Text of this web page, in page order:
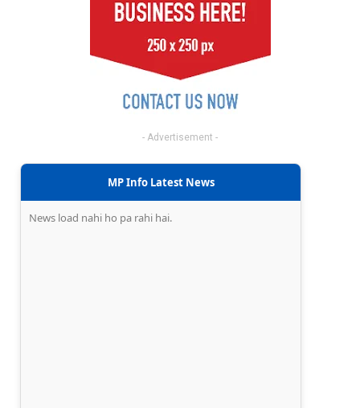
- Advertisement -
MP Info Latest News
News load nahi ho pa rahi hai.